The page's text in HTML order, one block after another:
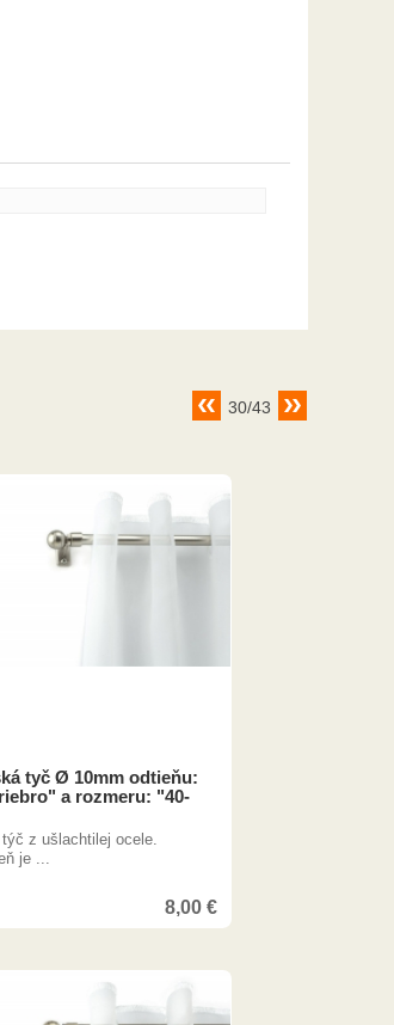
30/43
tyč Ø 10mm odtieňu:
a rozmeru: "40-
týč z ušlachtilej ocele.
je ...
8,00€